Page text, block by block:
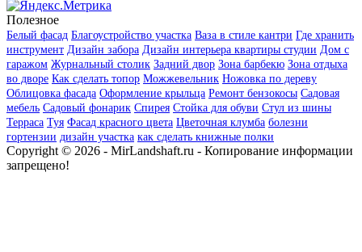
Полезное
Белый фасад Благоустройство участка Ваза в стиле кантри Где хранить
инструмент Дизайн забора Дизайн интерьера квартиры студии Дом с
гаражом Журнальный столик Задний двор Зона барбекю Зона отдыха
во дворе Как сделать топор Можжевельник Ножовка по дереву
Облицовка фасада Оформление крыльца Ремонт бензокосы Садовая
мебель Садовый фонарик Спирея Стойка для обуви Стул из шины
Терраса Туя Фасад красного цвета Цветочная клумба болезни
гортензии дизайн участка как сделать книжные полки
Copyright © 2026 - MirLandshaft.ru - Копирование информации
запрещено!